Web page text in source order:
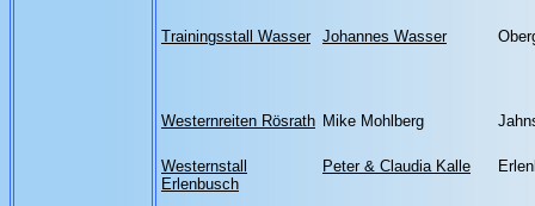
Trainingsstall Wasser Johannes Wasser
Westernreiten Rösrath Mike Mohlberg
Westernstall
Erlenbusch
Peter & Claudia Kalle